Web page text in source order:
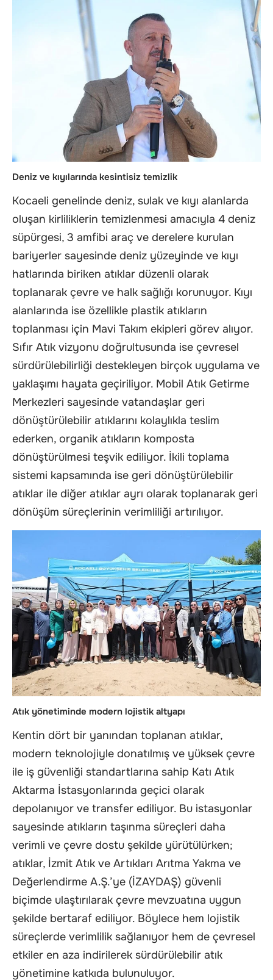
Deniz ve kıyılarında kesintisiz temizlik
Kocaeli genelinde deniz, sulak ve kıyı alanlarda
oluşan kirliliklerin temizlenmesi amacıyla 4 deniz
süpürgesi, 3 amfibi araç ve derelere kurulan
bariyerler sayesinde deniz yüzeyinde ve kıyı
hatlarında biriken atıklar düzenli olarak
toplanarak çevre ve halk sağlığı korunuyor. Kıyı
alanlarında ise özellikle plastik atıkların
toplanması için Mavi Takım ekipleri görev alıyor.
Sıfır Atık vizyonu doğrultusunda ise çevresel
sürdürülebilirliği destekleyen birçok uygulama ve
yaklaşımı hayata geçiriliyor. Mobil Atık Getirme
Merkezleri sayesinde vatandaşlar geri
dönüştürülebilir atıklarını kolaylıkla teslim
ederken, organik atıkların komposta
dönüştürülmesi teşvik ediliyor. İkili toplama
sistemi kapsamında ise geri dönüştürülebilir
atıklar ile diğer atıklar ayrı olarak toplanarak geri
dönüşüm süreçlerinin verimliliği artırılıyor.
Atık yönetiminde modern lojistik altyapı
Kentin dört bir yanından toplanan atıklar,
modern teknolojiyle donatılmış ve yüksek çevre
ile iş güvenliği standartlarına sahip Katı Atık
Aktarma İstasyonlarında geçici olarak
depolanıyor ve transfer ediliyor. Bu istasyonlar
sayesinde atıkların taşınma süreçleri daha
verimli ve çevre dostu şekilde yürütülürken;
atıklar, İzmit Atık ve Artıkları Arıtma Yakma ve
Değerlendirme A.Ş.’ye (İZAYDAŞ) güvenli
biçimde ulaştırılarak çevre mevzuatına uygun
şekilde bertaraf ediliyor. Böylece hem lojistik
süreçlerde verimlilik sağlanıyor hem de çevresel
etkiler en aza indirilerek sürdürülebilir atık
yönetimine katkıda bulunuluyor.